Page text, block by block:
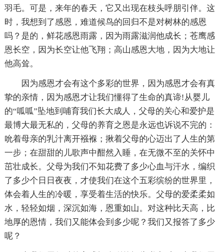
羽毛。可是，来年的春天，它又出现在枝头呼朋引伴。这
时，我想到了感恩，难道候鸟的回归不是对树林的感恩
吗？是的，鲜花感恩雨露，因为雨露滋润他成长；苍鹰感
恩长空，因为长空让他飞翔；高山感恩大地，因为大地让
他高耸。
因为感恩才会有这个多彩的世界，因为感恩才会有真
挚的亲情，因为感恩才让我们懂得了生命的真谛!从婴儿
的“呱呱”坠地到哺育我们长大成人，父母的关心和爱护是
最博大最无私的，父母的养育之恩是永远也诉说不完的：
吮着母亲的乳汁离开襁褓；揪着父母的心迈出了人生的第
一步；在甜甜的儿歌声中酣然入睡，在无微不至的关怀中
茁壮成长。父母为我们不知花费了多少心血与汗水，编织
了多少个日日夜夜，才使我们在这个五彩缤纷的世界里，
体会着人生的冷暖，享受着生活的快乐。父母的爱柔柔如
水，轻轻如烟，深沉如海，恩重如山。对这种比天高，比
地厚的恩情，我们又能体会到多少呢？我们又报答了多少
呢？